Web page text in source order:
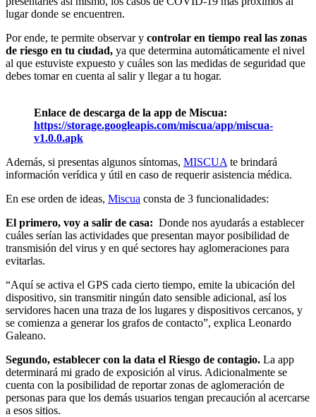
lugar donde se encuentren.
Por ende, te permite observar y controlar en tiempo real las zonas
de riesgo en tu ciudad, ya que determina automáticamente el nivel
al que estuviste expuesto y cuáles son las medidas de seguridad que
debes tomar en cuenta al salir y llegar a tu hogar.
Enlace de descarga de la app de Miscua:
https://storage.googleapis.com/miscua/app/miscua-
v1.0.0.apk
Además, si presentas algunos síntomas, MISCUA te brindará
información verídica y útil en caso de requerir asistencia médica.
En ese orden de ideas, Miscua consta de 3 funcionalidades:
El primero, voy a salir de casa: Donde nos ayudarás a establecer
cuáles serían las actividades que presentan mayor posibilidad de
transmisión del virus y en qué sectores hay aglomeraciones para
evitarlas.
“Aquí se activa el GPS cada cierto tiempo, emite la ubicación del
dispositivo, sin transmitir ningún dato sensible adicional, así los
servidores hacen una traza de los lugares y dispositivos cercanos, y
se comienza a generar los grafos de contacto”, explica Leonardo
Galeano.
Segundo, establecer con la data el Riesgo de contagio. La app
determinará mi grado de exposición al virus. Adicionalmente se
cuenta con la posibilidad de reportar zonas de aglomeración de
personas para que los demás usuarios tengan precaución al acercarse
a esos sitios.